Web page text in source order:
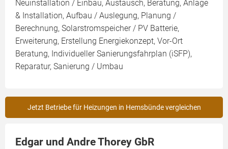
Neuinstallation / Einbau, Austausch, Beratung, Anlage
& Installation, Aufbau / Auslegung, Planung /
Berechnung, Solarstromspeicher / PV Batterie,
Erweiterung, Erstellung Energiekonzept, Vor-Ort
Beratung, Individueller Sanierungsfahrplan (iSFP),
Reparatur, Sanierung / Umbau
Jetzt Betriebe für Heizungen in Hemsbünde vergleichen
Edgar und Andre Thorey GbR